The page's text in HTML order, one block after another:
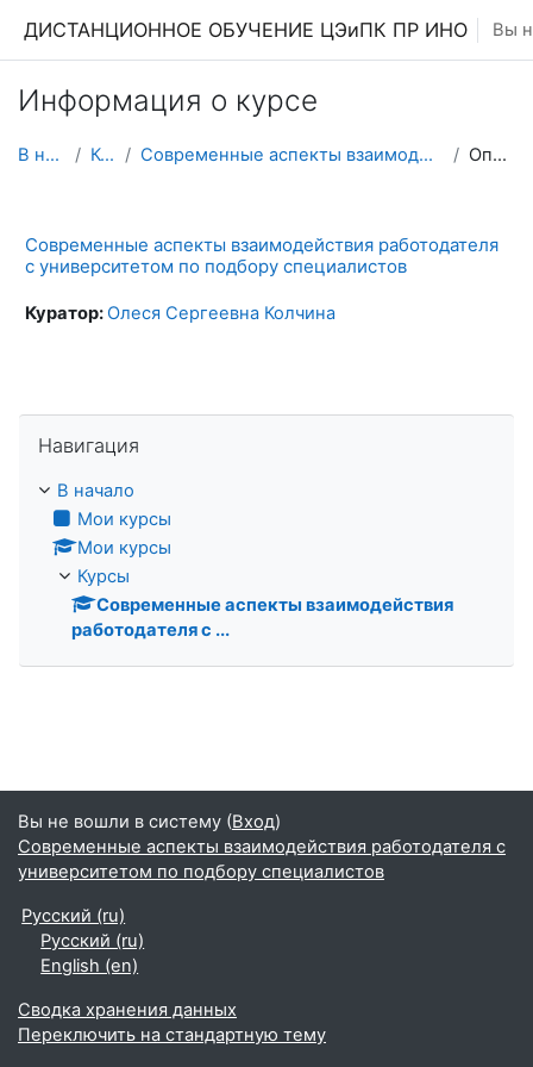
ДИСТАНЦИОННОЕ ОБУЧЕНИЕ ЦЭиПК ПР ИНО Вы
Информация о курсе
В начало Курсы Современные аспекты взаимодействия работодателя с ... Описание
Современные аспекты взаимодействия работодателя
с университетом по подбору специалистов
Куратор:Олеся Сергеевна Колчина
Навигация
В начало
Мои курсы
Мои курсы
Курсы
Современные аспекты взаимодействия
работодателя с ...
Вы не вошли в систему (Вход)
Современные аспекты взаимодействия работодателя с
университетом по подбору специалистов
Русский ‎(ru)‎
Русский ‎(ru)‎
English ‎(en)‎
Сводка хранения данных
Переключить на стандартную тему